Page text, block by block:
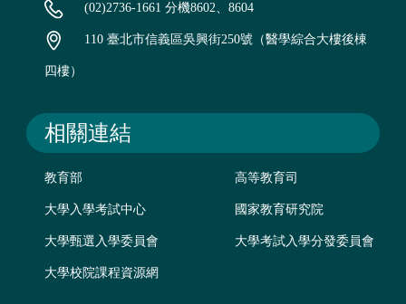
(02)2736-1661 分機8602、8604
110 臺北市信義區吳興街250號（醫學綜合大樓後棟
四樓）
相關連結
教育部 高等教育司
大學入學考試中心 國家教育研究院
大學甄選入學委員會 大學考試入學分發委員會
大學校院課程資源網